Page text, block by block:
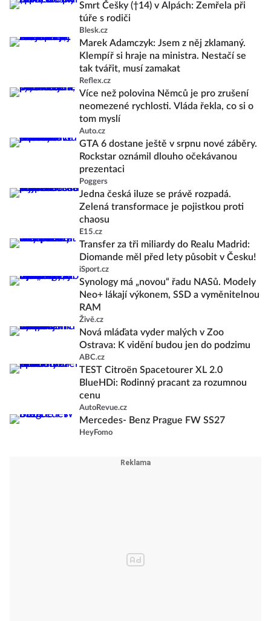
Smrt Češky (†14) v Alpách: Zemřela při
túře s rodiči
Blesk.cz
Marek Adamczyk: Jsem z něj zklamaný.
Klempíř si hraje na ministra. Nestačí se
tak tvářit, musí zamakat
Reflex.cz
Více než polovina Němců je pro zrušení
neomezené rychlosti. Vláda řekla, co si o
tom myslí
Auto.cz
GTA 6 dostane ještě v srpnu nové záběry.
Rockstar oznámil dlouho očekávanou
prezentaci
Poggers
Jedna česká iluze se právě rozpadá.
Zelená transformace je pojistkou proti
chaosu
E15.cz
Transfer za tři miliardy do Realu Madrid:
Diomande měl před lety působit v Česku!
iSport.cz
Synology má „novou“ řadu NASů. Modely
Neo+ lákají výkonem, SSD a vyměnitelnou
RAM
Živě.cz
Nová mláďata vyder malých v Zoo
Ostrava: K vidění budou jen do podzimu
ABC.cz
TEST Citroën Spacetourer XL 2.0
BlueHDi: Rodinný pracant za rozumnou
cenu
AutoRevue.cz
Mercedes- Benz Prague FW SS27
HeyFomo